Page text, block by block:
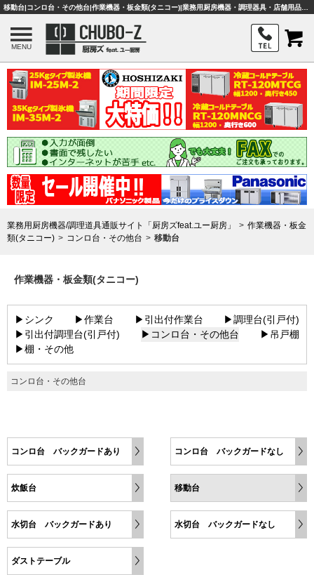
MENU
業務用厨房機器/調理道具通販サイト「厨房ズfeat.ユー厨房」
作業機器・板金
類(タニコー)
コンロ台・その他台 移動台
作業機器・板金類(タニコー)
▶シンク ▶作業台 ▶引出付作業台
▶調理台(引戸付)
▶引出付調理台(引戸付)
▶コンロ台・その他台
▶吊戸棚
▶棚・その他
コンロ台・その他台
コンロ台 バックガードあり コンロ台 バックガードなし
炊飯台 移動台
水切台 バックガードあり 水切台 バックガードなし
ダストテーブル